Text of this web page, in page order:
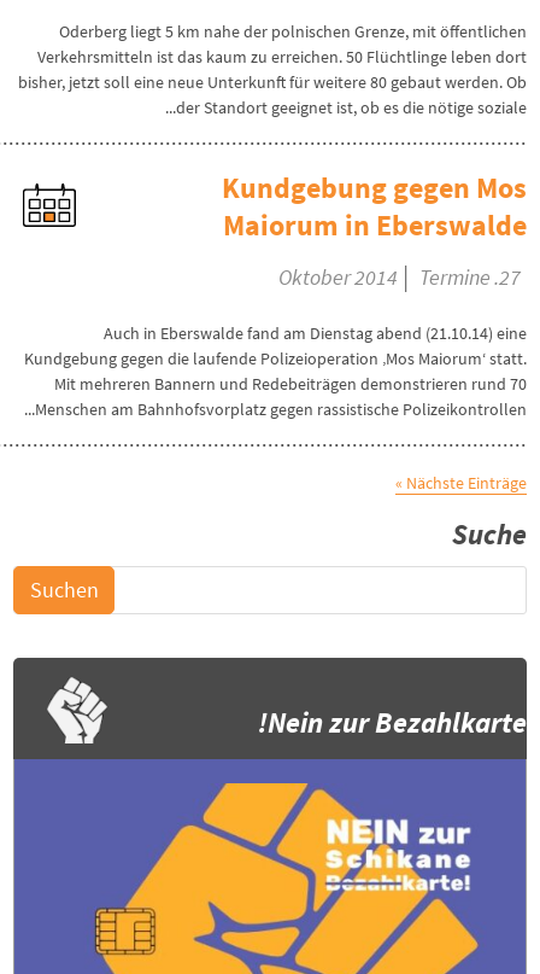
Oderberg liegt 5 km nahe der polnischen Grenze, mit öffentlichen
Verkehrsmitteln ist das kaum zu erreichen. 50 Flüchtlinge leben dort
bisher, jetzt soll eine neue Unterkunft für weitere 80 gebaut werden. Ob
der Standort geeignet ist, ob es die nötige soziale...
Kundgebung gegen Mos
Maiorum in Eberswalde
27. Oktober 2014
| Termine
Auch in Eberswalde fand am Dienstag abend (21.10.14) eine
Kundgebung gegen die laufende Polizeioperation ‚Mos Maiorum‘ statt.
Mit mehreren Bannern und Redebeiträgen demonstrieren rund 70
Menschen am Bahnhofsvorplatz gegen rassistische Polizeikontrollen...
Nächste Einträge »
Suche
Nein zur Bezahlkarte!